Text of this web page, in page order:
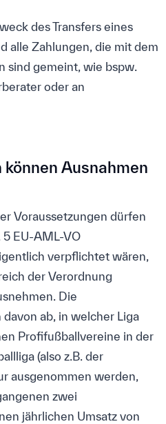
des Transfers eines
alle Zahlungen, die mit dem
sind gemeint, wie bspw.
oder an
Ausnahmen
Voraussetzungen dürfen
EU-AML-VO
verpflichtet wären,
der Verordnung
Die
ab, in welcher Liga
Profifußballvereine in der
(also z.B. der
ausgenommen werden,
zwei
jährlichen Umsatz von